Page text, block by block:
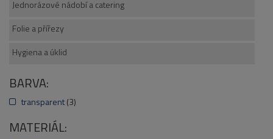
Jednorázové nádobí a catering
Folie a přířezy
Hygiena a úklid
BARVA:
transparent (3)
MATERIÁL: